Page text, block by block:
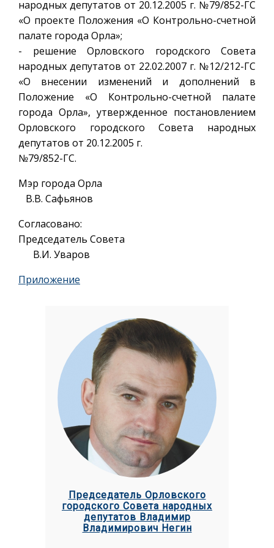
народных депутатов от 20.12.2005 г. №79/852-ГС
«О проекте Положения «О Контрольно-счетной
палате города Орла»;
- решение Орловского городского Совета
народных депутатов от 22.02.2007 г. №12/212-ГС
«О внесении изменений и дополнений в
Положение «О Контрольно-счетной палате
города Орла», утвержденное постановлением
Орловского городского Совета народных
депутатов от 20.12.2005 г.
№79/852-ГС.
Мэр города Орла
В.В. Сафьянов
Согласовано:
Председатель Совета
В.И. Уваров
Приложение
Председатель Орловского
городского Совета народных
депутатов Владимир
Владимирович Негин